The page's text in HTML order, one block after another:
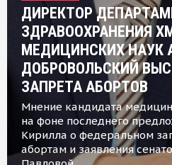
ДИРЕКТОР
ЗДРАВООХРАНЕНИЯ
МЕДИЦИНСКИХ НАУК
ДОБРОВОЛЬСКИЙ
ЗАПРЕТА АБОРТОВ
Мнение кандидата
на фоне последнего
Кирилла о федеральном
абортам и заявления